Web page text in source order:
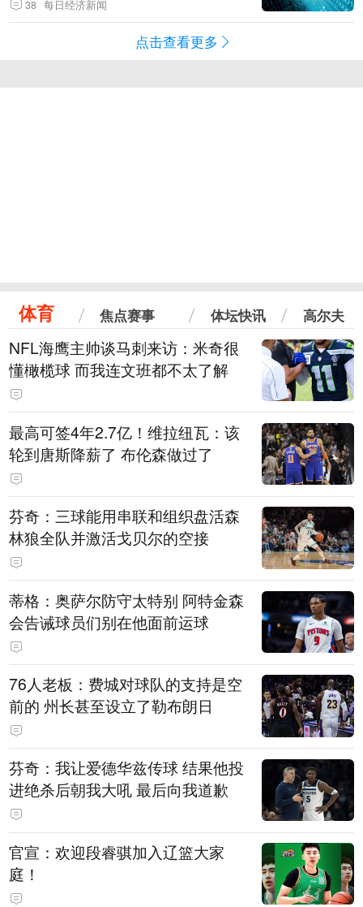
38 每日经济新闻
点击查看更多
体育 焦点赛事 体坛快讯 高尔夫
NFL海鹰主帅谈马刺来访：米奇很
懂橄榄球 而我连文班都不太了解
最高可签4年2.7亿！维拉纽瓦：该
轮到唐斯降薪了 布伦森做过了
芬奇：三球能用串联和组织盘活森
林狼全队并激活戈贝尔的空接
蒂格：奥萨尔防守太特别 阿特金森
会告诫球员们别在他面前运球
76人老板：费城对球队的支持是空
前的 州长甚至设立了勒布朗日
芬奇：我让爱德华兹传球 结果他投
进绝杀后朝我大吼 最后向我道歉
官宣：欢迎段睿骐加入辽篮大家
庭！